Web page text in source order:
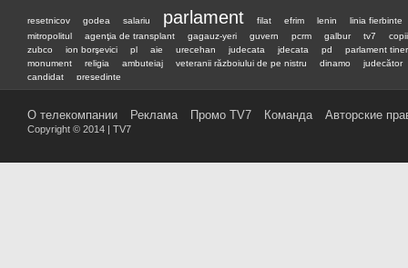
resetnicov godea salariu parlament filat efrim lenin
linia fierbinte
mitropolitul
agenţia de transplant gagauz-yeri guvern pcrm galbur tv7
copii
zubco
ion borşevici pl aie urecehan judecata jdecata pd
parlament
monument
religia ambuteiaj veteranii războiului de pe nistru dinamo
judecător
candidat
preşedinte
О телекомпании Реклама Промо TV7 Команда Авторские
Copyright © 2014 | TV7